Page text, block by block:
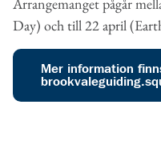
Arrangemanget pågår
Day) och till 22 april
Mer information